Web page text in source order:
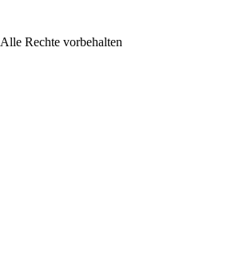
Alle Rechte vorbehalten